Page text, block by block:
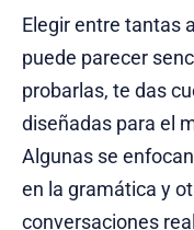
Elegir entre tantas
puede parecer
probarlas, te das
diseñadas para el
Algunas se
en la gramática y
conversaciones